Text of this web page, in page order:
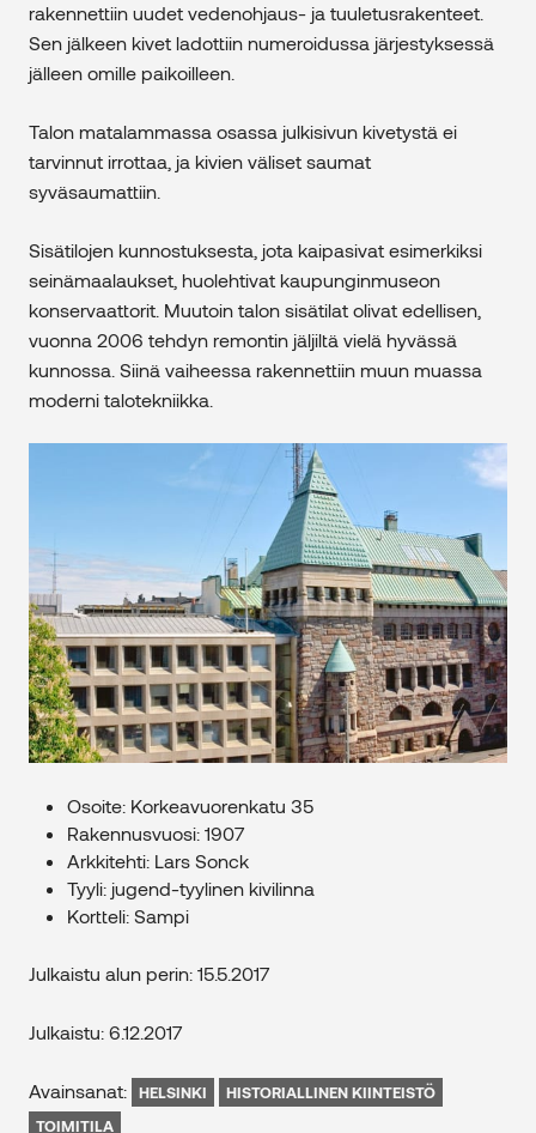
rakennettiin uudet vedenohjaus- ja tuuletusrakenteet.
Sen jälkeen kivet ladottiin numeroidussa järjestyksessä
jälleen omille paikoilleen.
Talon matalammassa osassa julkisivun kivetystä ei
tarvinnut irrottaa, ja kivien väliset saumat
syväsaumattiin.
Sisätilojen kunnostuksesta, jota kaipasivat esimerkiksi
seinämaalaukset, huolehtivat kaupunginmuseon
konservaattorit. Muutoin talon sisätilat olivat edellisen,
vuonna 2006 tehdyn remontin jäljiltä vielä hyvässä
kunnossa. Siinä vaiheessa rakennettiin muun muassa
moderni talotekniikka.
Osoite: Korkeavuorenkatu 35
Rakennusvuosi: 1907
Arkkitehti: Lars Sonck
Tyyli: jugend-tyylinen kivilinna
Kortteli: Sampi
Julkaistu alun perin: 15.5.2017
Julkaistu: 6.12.2017
Avainsanat: HELSINKI
HISTORIALLINEN KIINTEISTÖ
TOIMITILA